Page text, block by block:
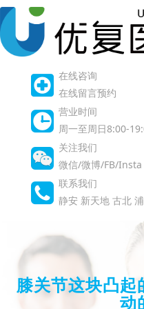
在线咨询
在线留言预约
营业时间
周一至周日8:00-
关注我们
微信/微博/FB/Insta
联系我们
静安 新天地 古北
膝关节这块凸
动